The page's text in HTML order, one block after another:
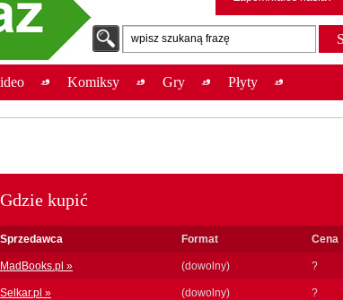
wpisz szukaną frazę
Komiksy Gry Płyty
Gdzie kupić
Sprzedawca Format Cena
MadBooks.pl » (dowolny) ?
Selkar.pl » (dowolny) ?